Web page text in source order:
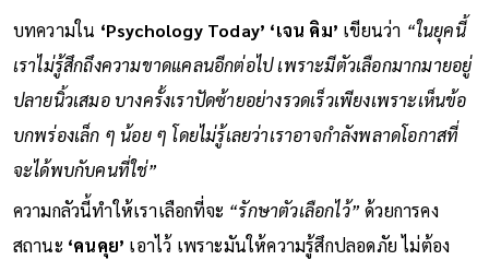
ตกลงคบกับเขาไป แล้วเจอคนที่ดีกว่าในภายหลัง เราจะทำยังไง?
บทความใน‘Psychology Today’ ‘เจน คิม’เขียนว่า“ในยุคนี้
เราไม่รู้สึกถึงความขาดแคลนอีกต่อไป เพราะมีตัวเลือกมากมายอยู่
ปลายนิ้วเสมอ บางครั้งเราปัดซ้ายอย่างรวดเร็วเพียงเพราะเห็นข้อ
บกพร่องเล็ก ๆ น้อย ๆ โดยไม่รู้เลยว่าเราอาจกำลังพลาดโอกาสที่
จะได้พบกับคนที่ใช่”
ความกลัวนี้ทำให้เราเลือกที่จะ“รักษาตัวเลือกไว้”ด้วยการคง